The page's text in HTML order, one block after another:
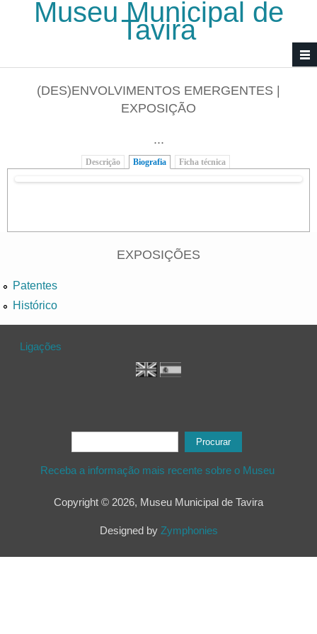
Passar para o conteúdo principal
Museu Municipal de
Tavira
(DES)ENVOLVIMENTOS EMERGENTES |
EXPOSIÇÃO
...
Descrição Biografia (separador ativo)
Ficha técnica
EXPOSIÇÕES
Patentes
Histórico
Ligações
Formulário de procura
Receba a informação mais recente sobre o Museu
Copyright © 2026, Museu Municipal de Tavira
Designed by Zymphonies